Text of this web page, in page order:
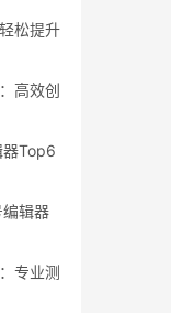
松提升
高效创
Top6
辑器
专业测